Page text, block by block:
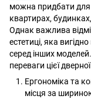
можна придбати
квартирах,
Однак важлива
естетиці, яка
серед інших
переваги цієї
Ергономіка та
місця за